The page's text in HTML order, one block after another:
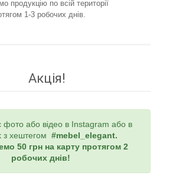
продукцію по всій території
1-3 робочих днів.
Акція!
фото або відео в Instagram або в
з хештегом #mebel_elegant.
50 грн на карту протягом 2
робочих днів!